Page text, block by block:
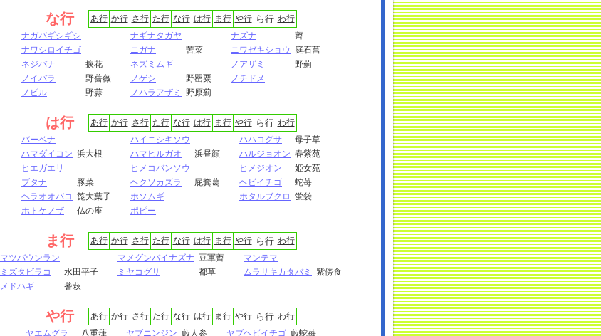
な行 あ行 か行 さ行 た行 な行 は行 ま行 や行 ら行 わ行
ナガバギシギシ
ナギナタガヤ ナズナ
薺
ナワシロイチゴ
ニガナ 苦菜 ニワゼキショウ 庭石菖
ネジバナ
捩花 ネズミムギ ノアザミ
野薊
ノイバラ
野薔薇 ノゲシ 野罌粟
ノチドメ
ノビル
野蒜 ノハラアザミ 野原薊
は行 あ行 か行 さ行 た行 な行 は行 ま行 や行 ら行 わ行
バーベナ
ハイニシキソウ ハハコグサ
母子草
ハマダイコン 浜大根 ハマヒルガオ 浜昼顔 ハルジョオン 春紫苑
ヒエガエリ
ヒメコバンソウ ヒメジオン
姫女苑
ブタナ
豚菜 ヘクソカズラ 屁糞葛 ヘビイチゴ
蛇苺
ヘラオオバコ 箆大葉子 ホソムギ ホタルブクロ 蛍袋
ホトケノザ
仏の座 ポピー
ま行 あ行 か行 さ行 た行 な行 は行 ま行 や行 ら行 わ行
マツバウンラン
マメグンバイナズナ 豆軍薺
マンテマ
ミズタビラコ
水田平子 ミヤコグサ 都草 ムラサキカタバミ
紫傍食
メドハギ
蓍萩
や行 あ行 か行 さ行 た行 な行 は行 ま行 や行 ら行 わ行
ヤエムグラ
八重葎 ヤブニンジン 藪人参 ヤブヘビイチゴ 藪蛇苺